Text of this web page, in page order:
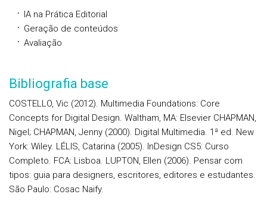
IA na Prática Editorial
Geração de conteúdos
Avaliação
Bibliografia base
COSTELLO, Vic (2012). Multimedia Foundations: Core
Concepts for Digital Design. Waltham, MA: Elsevier CHAPMAN,
Nigel; CHAPMAN, Jenny (2000). Digital Multimedia. 1ª ed. New
York: Wiley. LÉLIS, Catarina (2005). InDesign CS5: Curso
Completo. FCA: Lisboa. LUPTON, Ellen (2006). Pensar com
tipos: guia para designers, escritores, editores e estudantes.
São Paulo: Cosac Naify.